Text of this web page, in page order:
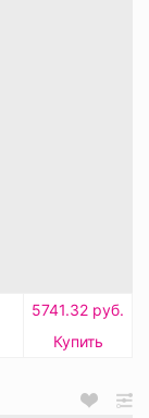
5741.32 руб.
Купить